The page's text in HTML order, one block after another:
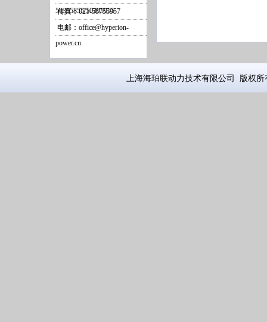
50395855/50395955
传真：021-58755957
电邮：office@hyperion-
power.cn
上海海珀联动力技术有限公司 版权